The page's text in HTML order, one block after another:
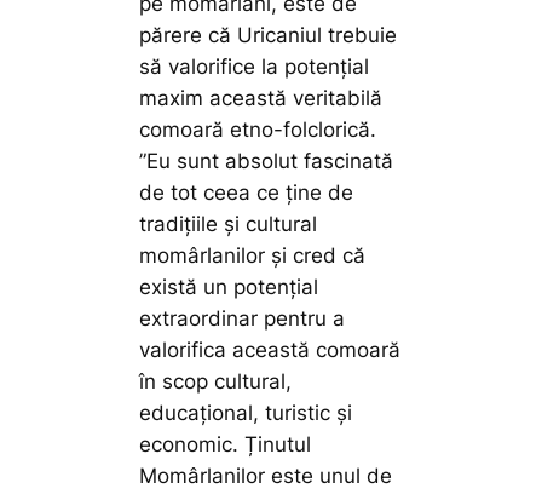
părere că Uricaniul trebuie
să valorifice la potențial
maxim această veritabilă
comoară etno-folclorică.
”Eu sunt absolut fascinată
de tot ceea ce ține de
tradițiile și cultural
momârlanilor și cred că
există un potențial
extraordinar pentru a
valorifica această comoară
în scop cultural,
educațional, turistic și
economic. Ținutul
Momârlanilor este unul de